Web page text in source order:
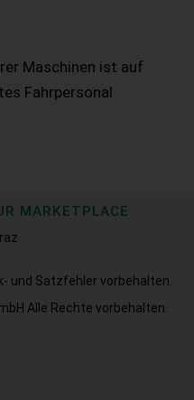
Maschinen ist auf
Fahrpersonal
MARKETPLACE
und Satzfehler vorbehalten.
Alle Rechte vorbehalten.